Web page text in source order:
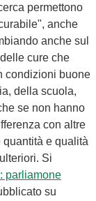
permettono
anche
anche sul
cure che
condizioni buone
della scuola,
se non hanno
con altre
quantità e qualità
Si
parliamone
su